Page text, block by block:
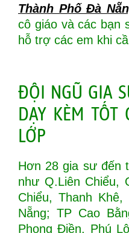
Thành Phố Đà
cô giáo và các bạn
hỗ trợ các em khi
ĐỘI NGŨ GIA
DẠY KÈM TỐT
LỚP
Hơn 28 gia sư đến
như Q.Liên Chiểu,
Chiểu, Thanh
Nẵng; TP Cao
Phong Điền, Phú